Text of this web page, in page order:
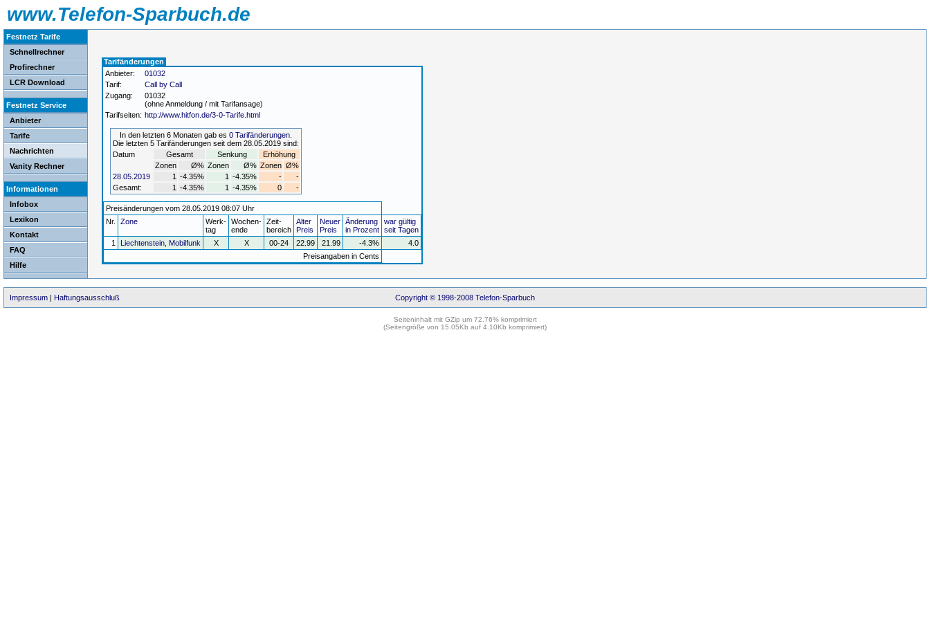
www.Telefon-Sparbuch.de
Festnetz Tarife
Schnellrechner
Profirechner
LCR Download
Festnetz Service
Anbieter
Tarife
Nachrichten
Vanity Rechner
Informationen
Infobox
Lexikon
Kontakt
FAQ
Hilfe
Tarifänderungen
Anbieter:
01032
Tarif:
Call by Call
Zugang:
01032
(ohne Anmeldung / mit Tarifansage)
Tarifseiten: http://www.hitfon.de/3-0-Tarife.html
In den letzten 6 Monaten gab es 0 Tarifänderungen
Die letzten 5 Tarifänderungen seit dem 28.05.2019 sind:
Datum
Gesamt Senkung
Erhöhung
Zonen
Ø% Zonen Ø% Zonen Ø%
28.05.2019
1 -4.35% 1 -4.35% -
-
Gesamt:
1 -4.35% 1 -4.35% 0 -
Preisänderungen vom 28.05.2019 08:07 Uhr
Nr.
Zone
Werk-
tag
Wochen-
ende
Zeit-
bereich
Alter
Preis
Neuer
Preis
Änderung
in Prozent
war gültig
seit Tagen
1
Liechtenstein, Mobilfunk X X 00-24 22.99 21.99 -4.3%
4.0
Preisangaben in Cents
Impressum | Haftungsausschluß Copyright © 1998-2008 Telefon-Sparbuch
Seiteninhalt mit GZip um 72.76% komprimiert
(Seitengröße von 15.05Kb auf 4.10Kb komprimiert)